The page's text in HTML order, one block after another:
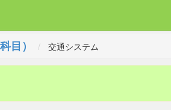
目） 交通システム